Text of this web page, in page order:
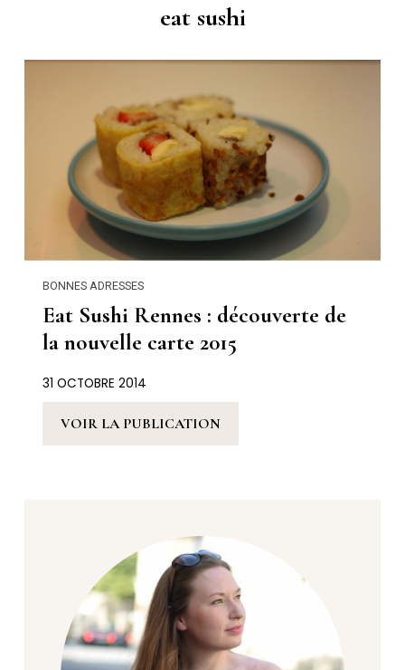
eat sushi
BONNES ADRESSES
Eat Sushi Rennes : découverte de
la nouvelle carte 2015
31 OCTOBRE 2014
VOIR LA PUBLICATION